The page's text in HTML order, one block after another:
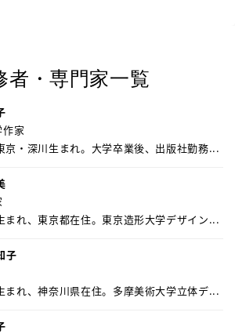
者・専門家一覧
家
京・深川生まれ。大学卒業後、出版社勤務...
まれ、東京都在住。東京造形大学デザイン...
子
まれ、神奈川県在住。多摩美術大学立体デ...